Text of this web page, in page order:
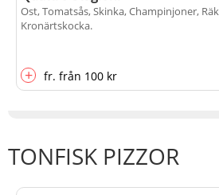
Ost, Tomatsås, Skinka, Champinjoner,
Kronärtskocka.
+ fr. från 100 kr
TONFISK PIZZOR